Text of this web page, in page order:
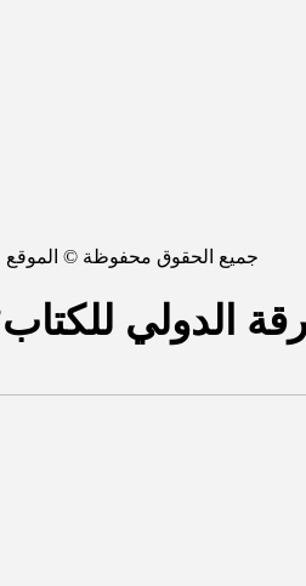
جميع الحقوق محفوظة © الموقع
الدولي